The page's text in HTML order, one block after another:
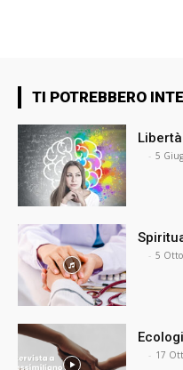
TI POTREBBERO
- 5
- 5
- 17